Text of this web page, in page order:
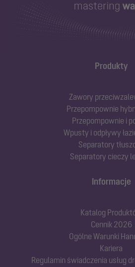
Produkty
Zawory
Przepompownie
Przepompownie i
Wpusty i odpływy
Separatory
Separatory cieczy
Informacje
Katalog
Cennik 2026
Ogólne Warunki
Kariera
Regulamin świadczenia usług